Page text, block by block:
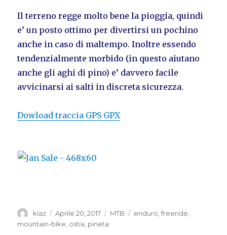
Il terreno regge molto bene la pioggia, quindi
e’ un posto ottimo per divertirsi un pochino
anche in caso di maltempo. Inoltre essendo
tendenzialmente morbido (in questo aiutano
anche gli aghi di pino) e’ davvero facile
avvicinarsi ai salti in discreta sicurezza.
Dowload traccia GPS GPX
Autore
kiaz
Pubblicato
il
Aprile 20, 2017 Categorie
MTB Tag
enduro,freeride,
mountain-bike, ostia, pineta